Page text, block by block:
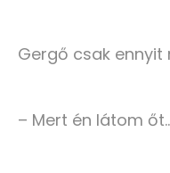
Gergő csak
– Mert én látom